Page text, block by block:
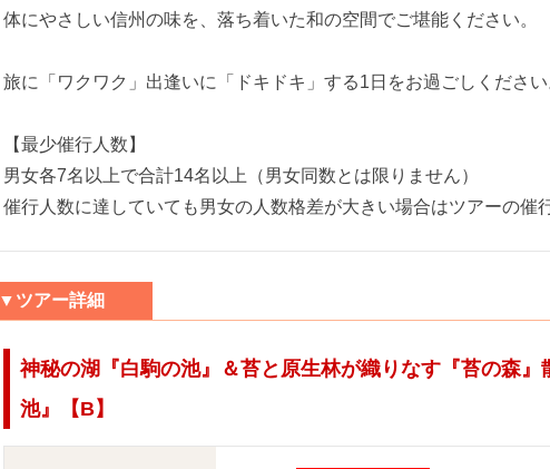
体にやさしい信州の味を、落ち着いた和の空間でご堪能ください。
旅に「ワクワク」出逢いに「ドキドキ」する1日をお過ごしください
【最少催行人数】
男女各7名以上で合計14名以上（男女同数とは限りません）
催行人数に達していても男女の人数格差が大きい場合はツアーの催
▼ツアー詳細
神秘の湖『白駒の池』＆苔と原生林が織りなす『苔の森
池』【B】